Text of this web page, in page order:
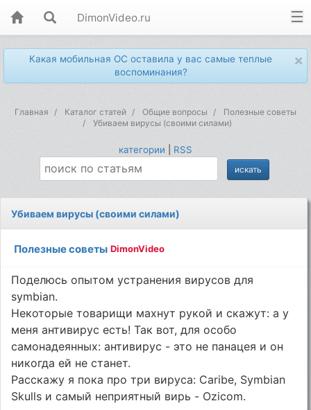
DimonVideo.ru
×
Какая мобильная ОС оставила у вас самые теплые
воспоминания?
Главная Каталог статей Общие вопросы
Полезные советы
Убиваем вирусы (своими силами)
категории RSS
Убиваем вирусы (своими силами)
Полезные советы DimonVideo
Поделюсь опытом устранения вирусов для
symbian.
Некоторые товарищи махнут рукой и скажут: а у
меня антивирус есть! Так вот, для особо
самонадеянных: антивирус - это не панацея и он
никогда ей не станет.
Расскажу я пока про три вируса: Caribe, Symbian
Skulls и самый неприятный вирь - Ozicom.